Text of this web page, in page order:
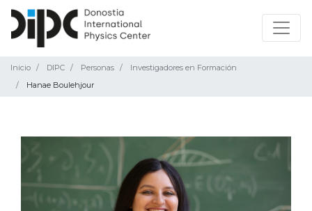
Inicio DIPC Personas
Investigadores en Formación
Hanae Boulehjour